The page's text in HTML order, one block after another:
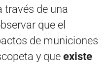
través de una
que el
de municiones
y que existe